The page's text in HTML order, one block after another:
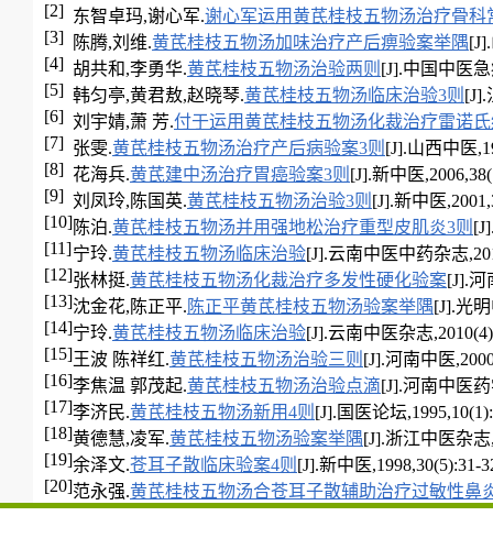
[2] 东智卓玛,谢心军.谢心军运用黄芪桂枝五物汤治疗骨科
[3]
陈腾,刘维.黄芪桂枝五物汤加味治疗产后痹验案举隅
[4] 胡共和,李勇华.黄芪桂枝五物汤治验两则 [J].中国中医急
[5] 韩匀亭,黄君敖,赵晓琴.黄芪桂枝五物汤临床治验3则 [J].
[6] 刘宇婧,萧 芳.付于运用黄芪桂枝五物汤化裁治疗雷诺
[7] 张雯.黄芪桂枝五物汤治疗产后病验案3则 [J].山西中医
[8] 花海兵.黄芪建中汤治疗胃癌验案3则 [J].新中医
[9] 刘凤玲,陈国英.黄芪桂枝五物汤治验3则 [J].新中医
[10]陈泊.黄芪桂枝五物汤并用强地松治疗重型皮肌炎3则
[11]宁玲.黄芪桂枝五物汤临床治验[J].云南中医中药杂志
[12]张林挺.黄芪桂枝五物汤化裁治疗多发性硬化验案[J].河
[13]沈金花,陈正平. 陈正平黄芪桂枝五物汤验案举隅[J].光
[14]宁玲.黄芪桂枝五物汤临床治验[J].云南中医杂志
[15]王波 陈祥红.黄芪桂枝五物汤治验三则 [J].河南中医
[16]李焦温 郭茂起.黄芪桂枝五物汤治验点滴[J].河南中医药
[17]李济民.黄芪桂枝五物汤新用4则 [J].国医论坛
[18]黄德慧,凌军.黄芪桂枝五物汤验案举隅[J].浙江中医杂志
[19]余泽文.苍耳子散临床验案4则 [J].新中医,1998,30(5):31-
[20]范永强.黄芪桂枝五物汤合苍耳子散辅助治疗过敏性鼻